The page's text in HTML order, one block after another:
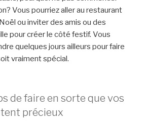
Vous pourriez aller au restaurant
ou inviter des amis ou des
pour créer le côté festif. Vous
quelques jours ailleurs pour faire
vraiment spécial.
de faire en sorte que vos
précieux